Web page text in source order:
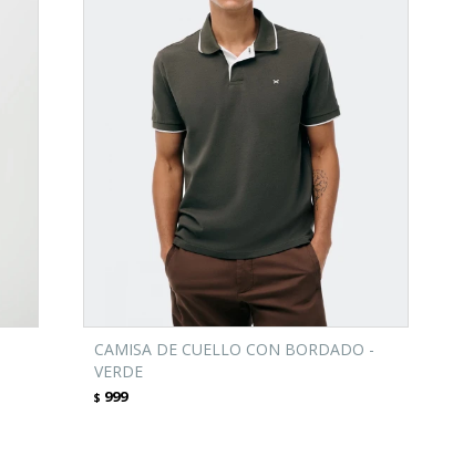
CAMISA DE CUELLO CON BORDADO -
VERDE
$ 999